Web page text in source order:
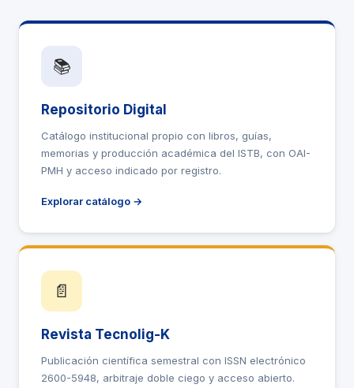
📚
Repositorio Digital
Catálogo institucional propio con libros, guías,
memorias y producción académica del ISTB, con OAI-
PMH y acceso indicado por registro.
Explorar catálogo →
📄
Revista Tecnolig-K
Publicación científica semestral con ISSN electrónico
2600-5948, arbitraje doble ciego y acceso abierto.